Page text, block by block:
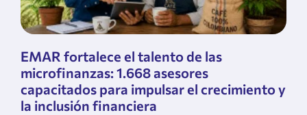
EMAR fortalece el talento de las
microfinanzas: 1.668 asesores
capacitados para impulsar el crecimiento y
la inclusión financiera